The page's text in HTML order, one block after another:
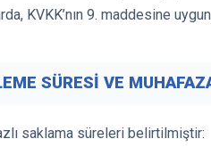
KVKK’nın 9. maddesine
SÜRESİ VE
saklama süreleri belirtilmiştir: